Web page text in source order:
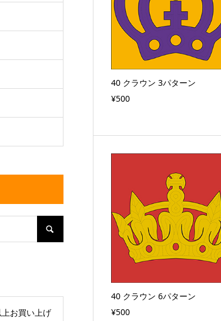
40 クラウン 3パターン
¥500
40 クラウン 6パターン
¥500
お買い上げ